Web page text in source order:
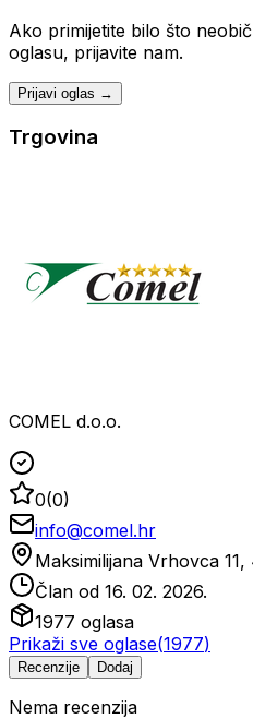
Ako primijetite bilo što
oglasu, prijavite nam.
Prijavi oglas →
Trgovina
COMEL d.o.o.
0(0)
info@comel.hr
Maksimilijana Vrhovca
Član od 16. 02. 2026.
1977 oglasa
Prikaži sve oglase(1977)
Recenzije Dodaj
Nema recenzija